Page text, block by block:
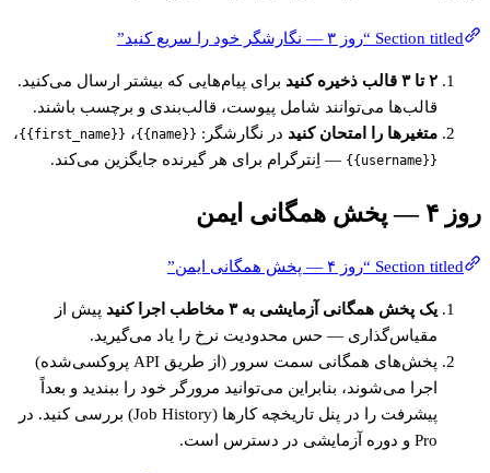
Section titled “روز ۳ — نگارشگر خود را سریع کنید”
۲ تا ۳ قالب ذخیره کنید
برای پیام‌هایی که بیشتر ارسال می‌کنید.
قالب‌ها می‌توانند شامل پیوست، قالب‌بندی و برچسب باشند.
متغیرها را امتحان کنید در نگارشگر: {{name}}، {{first_name}}،
{{username}} — اِنترگرام برای هر گیرنده جایگزین می‌کند.
روز ۴ — پخش همگانی ایمن
Section titled “روز ۴ — پخش همگانی ایمن”
یک پخش همگانی آزمایشی به ۳ مخاطب اجرا کنید
پیش از
مقیاس‌گذاری — حس محدودیت نرخ را یاد می‌گیرید.
پخش‌های همگانی سمت سرور (از طریق API پروکسی‌شده)
اجرا می‌شوند، بنابراین می‌توانید مرورگر خود را ببندید و بعداً
پیشرفت را در پنل تاریخچه کارها (Job History) بررسی کنید. در
Pro و دوره آزمایشی در دسترس است.